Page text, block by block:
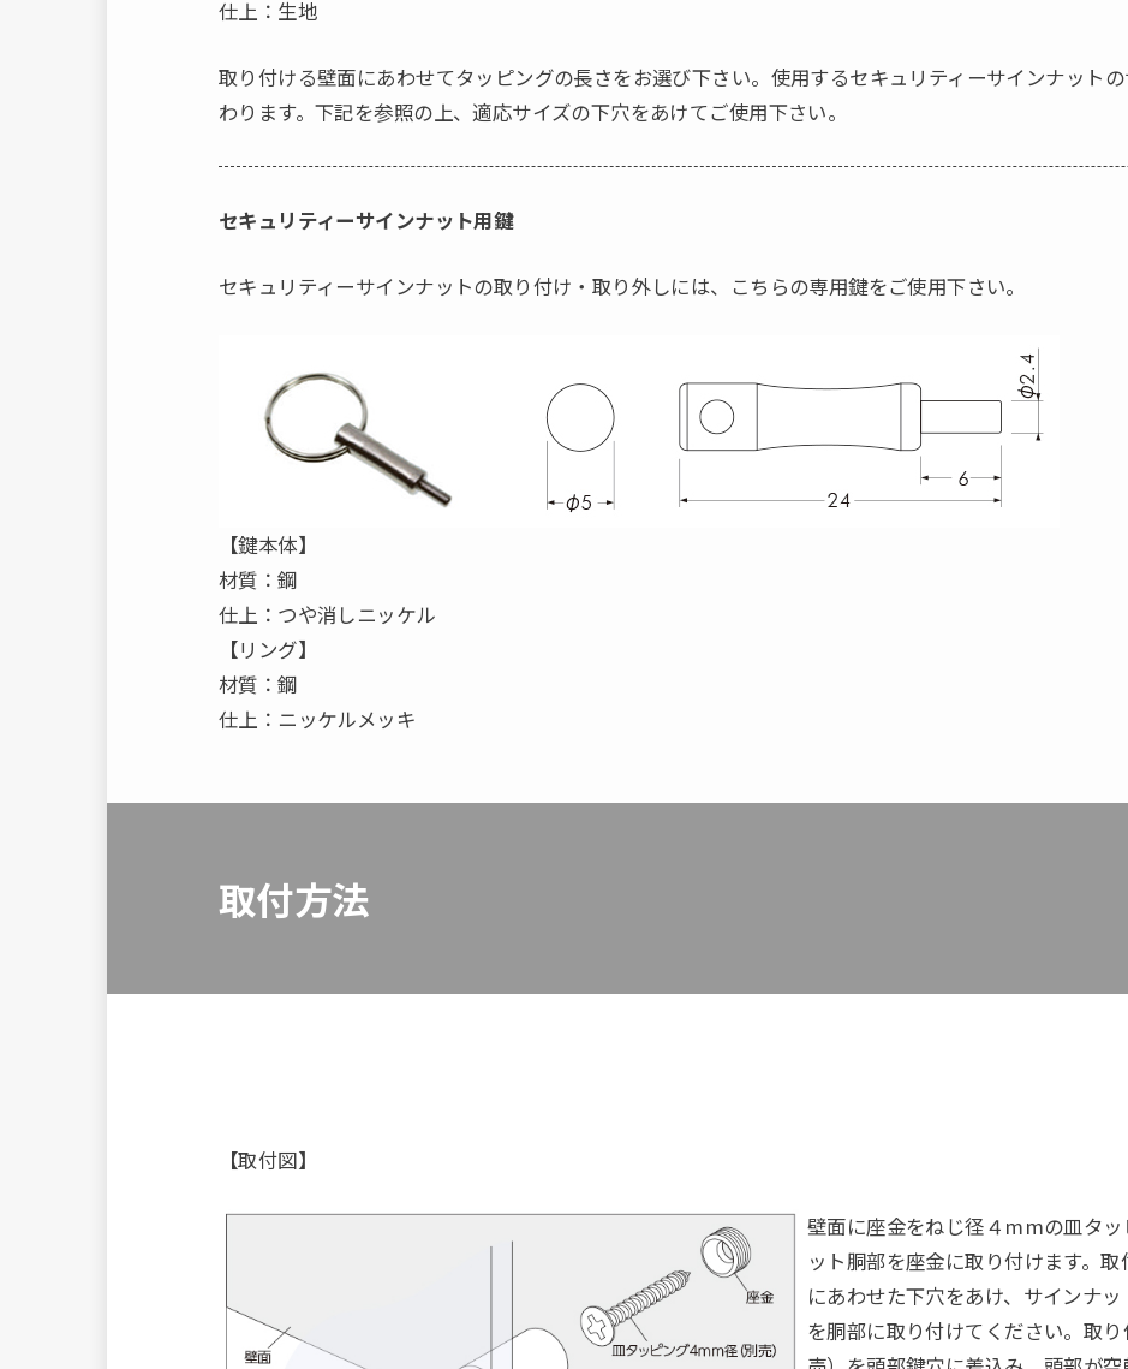
仕上：生地
取り付ける壁面にあわせてタッピングの長さをお選び下さい。使用するセキュリティーサインナット
わります。下記を参照の上、適応サイズの下穴をあけてご使用下さい。
セキュリティーサインナット用鍵
セキュリティーサインナットの取り付け・取り外しには、こちらの専用鍵をご使用下さい。
【鍵本体】
材質：鋼
仕上：つや消しニッケル
【リング】
材質：鋼
仕上：ニッケルメッキ
取付方法
【取付図】
壁面に座金をねじ径４mmの皿タ
ット胴部を座金に取り付けます。
にあわせた下穴をあけ、サインナ
を胴部に取り付けてください。取